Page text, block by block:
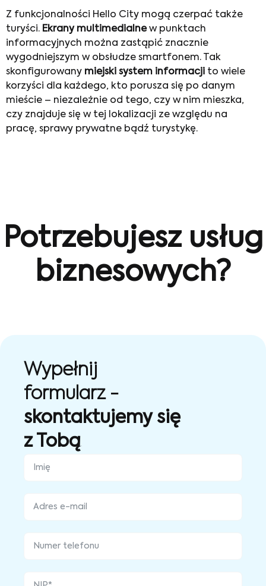
Z funkcjonalności Hello City mogą czerpać także
turyści. Ekrany multimedialnew punktach
informacyjnych można zastąpić znacznie
wygodniejszym w obsłudze smartfonem. Tak
skonfigurowany miejski system informacji to wiele
korzyści dla każdego, kto porusza się po danym
mieście – niezależnie od tego, czy w nim mieszka,
czy znajduje się w tej lokalizacji ze względu na
pracę, sprawy prywatne bądź turystykę.
Potrzebujesz usług
biznesowych?
Wypełnij
formularz -
skontaktujemy się
z Tobą